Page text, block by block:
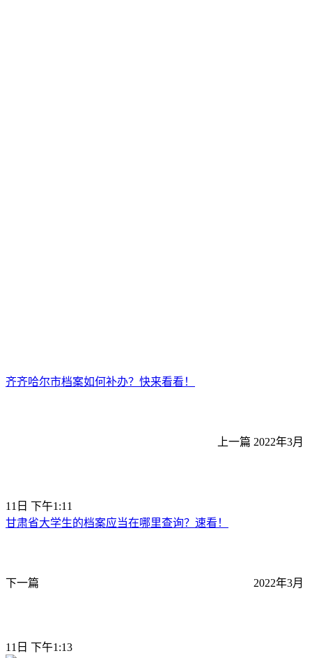
齐齐哈尔市档案如何补办？快来看看！
上一篇 2022年3月
11日 下午1:11
甘肃省大学生的档案应当在哪里查询？速看！
下一篇 2022年3月
11日 下午1:13